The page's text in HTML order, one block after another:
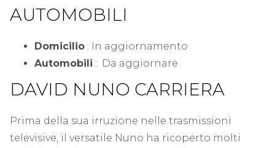
AUTOMOBILI
Domicilio : In aggiornamento
Automobili : Da aggiornare
DAVID NUNO CARRIERA
Prima della sua irruzione nelle trasmissioni
televisive, il versatile Nuno ha ricoperto molti